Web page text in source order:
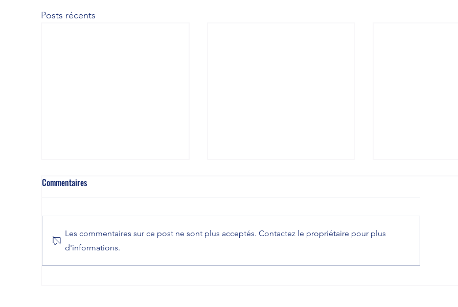
Posts récents
Commentaires
Les commentaires sur ce post ne sont plus acceptés. Contactez le propriétaire pour plus
d'informations.